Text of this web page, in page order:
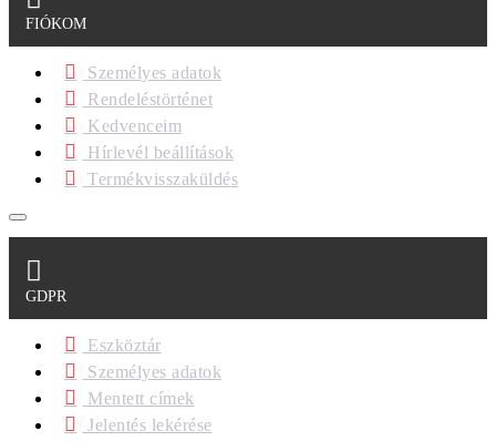
FIÓKOM
Személyes adatok
Rendeléstörténet
Kedvenceim
Hírlevél beállítások
Termékvisszaküldés
GDPR
Eszköztár
Személyes adatok
Mentett címek
Jelentés lekérése